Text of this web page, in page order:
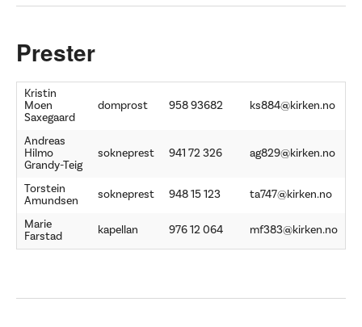
Prester
Kristin
Moen
Saxegaard
domprost 958 93682 ks884@kirken.no
Andreas
Hilmo
Grandy-Teig
sokneprest 941 72 326 ag829@kirken.no
Torstein
Amundsen
sokneprest 948 15 123 ta747@kirken.no
Marie
Farstad
kapellan 976 12 064 mf383@kirken.no